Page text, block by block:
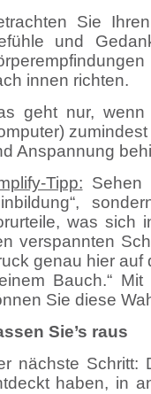
Sie
und
innen richten.
geht nur,
Anspannung
Tipp: Sehen
was sich
verspannten
genau hier auf
Bauch.“
Sie diese
Sie’s raus
nächste Schritt:
haben, in